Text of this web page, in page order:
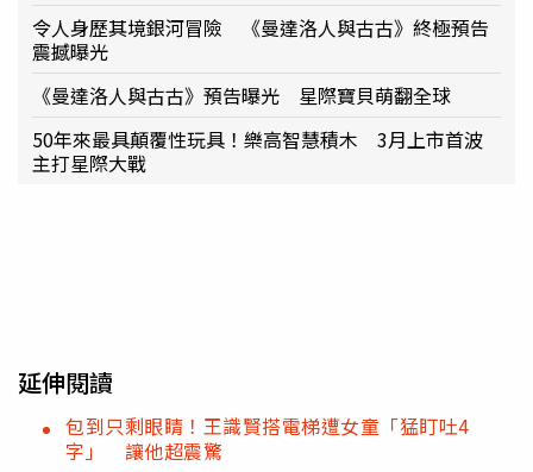
令人身歷其境銀河冒險 《曼達洛人與古古》終極預告
震撼曝光
《曼達洛人與古古》預告曝光 星際寶貝萌翻全球
50年來最具顛覆性玩具！樂高智慧積木 3月上市首波
主打星際大戰
延伸閱讀
包到只剩眼睛！王識賢搭電梯遭女童「猛盯吐4
字」 讓他超震驚